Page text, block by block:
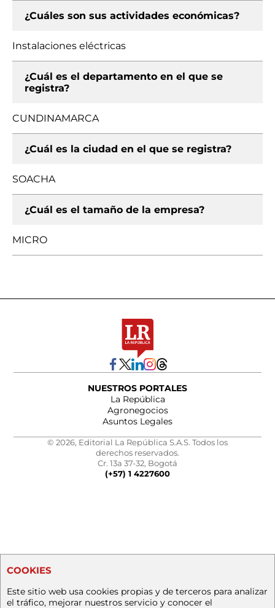
¿Cuáles son sus actividades económicas?
Instalaciones eléctricas
¿Cuál es el departamento en el que se
registra?
CUNDINAMARCA
¿Cuál es la ciudad en el que se registra?
SOACHA
¿Cuál es el tamaño de la empresa?
MICRO
NUESTROS PORTALES
La República
Agronegocios
Asuntos Legales
© 2026, Editorial La República S.A.S. Todos los
derechos reservados.
Cr. 13a 37-32, Bogotá
(+57) 1 4227600
COOKIES
Este sitio web usa cookies propias y de terceros para analizar
el tráfico, mejorar nuestros servicio y conocer el